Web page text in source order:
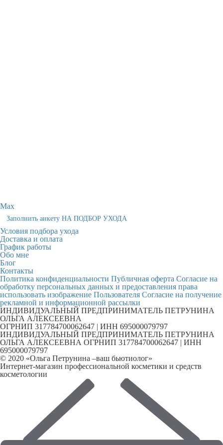
Max
Заполнить анкету НА ПОДБОР УХОДА
Условия подбора ухода
Доставка и оплата
График работы
Обо мне
Блог
Контакты
Политика конфиденциальности Публичная оферта Согласие на
обработку персональных данных и предоставления права
использовать изображение Пользователя Согласие на получение
рекламной и информационной рассылки
ИНДИВИДУАЛЬНЫЙ ПРЕДПРИНИМАТЕЛЬ ПЕТРУНИНА
ОЛЬГА АЛЕКСЕЕВНА
ОГРНИП 317784700062647 | ИНН 695000079797
ИНДИВИДУАЛЬНЫЙ ПРЕДПРИНИМАТЕЛЬ ПЕТРУНИНА
ОЛЬГА АЛЕКСЕЕВНА ОГРНИП 317784700062647 | ИНН
695000079797
© 2020 «Ольга Петрунина –ваш бьютиолог»
Интернет-магазин профессиональной косметики и средств
косметологии